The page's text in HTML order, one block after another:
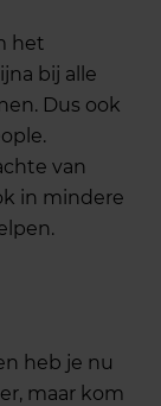
het
bij alle
Dus ook
van
in mindere
heb je nu
maar kom